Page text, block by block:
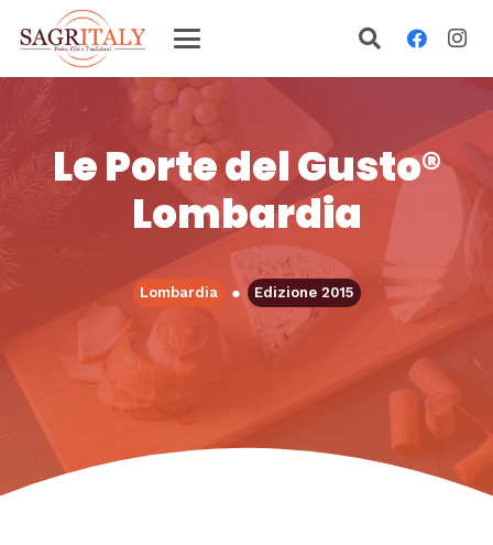
Le Porte del Gusto®
Lombardia
Lombardia ● Edizione 2015